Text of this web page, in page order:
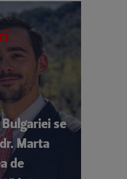
se
Marta
de